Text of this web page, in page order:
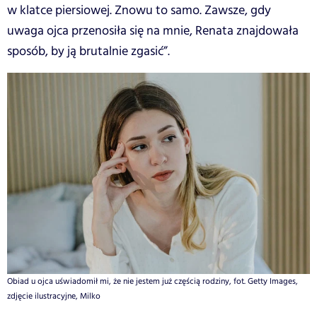
w klatce piersiowej. Znowu to samo. Zawsze, gdy
uwaga ojca przenosiła się na mnie, Renata znajdowała
sposób, by ją brutalnie zgasić”.
Obiad u ojca uświadomił mi, że nie jestem już częścią rodziny, fot. Getty Images,
zdjęcie ilustracyjne, Milko